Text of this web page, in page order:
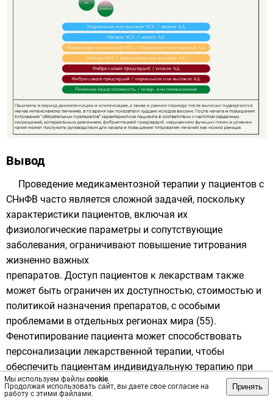
Мы используем файлы cookie.
Продолжая использовать сайт, вы даете свое согласие на
работу с этими файлами.
Принять
Вывод
Проведение медикаментозной терапии у пациентов с
СНнФВ часто является сложной задачей, поскольку
характеристики пациентов, включая их
физиологические параметры и сопутствующие
заболевания, ограничивают повышение титрования
жизненно важных
препаратов. Доступ пациентов к лекарствам также
может быть ограничен их доступностью, стоимостью и
политикой назначения препаратов, с особыми
проблемами в отдельных регионах мира (55).
Фенотипирование пациента может способствовать
персонализации лекарственной терапии, чтобы
обеспечить пациентам индивидуальную терапию при
одновременном использовании всех классов лекарств,
доказавших свою эффективность в улучшении